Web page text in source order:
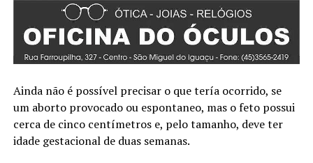
Ainda não é possível precisar o que tería ocorrido, se
um aborto provocado ou espontaneo, mas o feto possui
cerca de cinco centímetros e, pelo tamanho, deve ter
idade gestacional de duas semanas.